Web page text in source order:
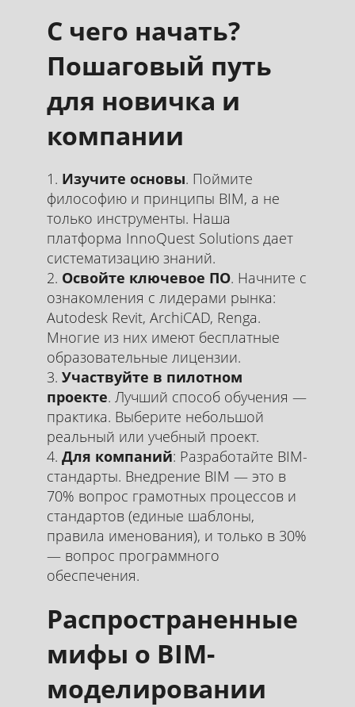
С чего начать?
Пошаговый путь
для новичка и
компании
Изучите основы. Поймите
философию и принципы BIM, а не
только инструменты. Наша
платформа InnoQuest Solutions дает
систематизацию знаний.
Освойте ключевое ПО. Начните с
ознакомления с лидерами рынка:
Autodesk Revit, ArchiCAD, Renga.
Многие из них имеют бесплатные
образовательные лицензии.
Участвуйте в пилотном
проекте. Лучший способ обучения —
практика. Выберите небольшой
реальный или учебный проект.
Для компаний: Разработайте BIM-
стандарты. Внедрение BIM — это в
70% вопрос грамотных процессов и
стандартов (единые шаблоны,
правила именования), и только в 30%
— вопрос программного
обеспечения.
Распространенные
мифы о BIM-
моделировании